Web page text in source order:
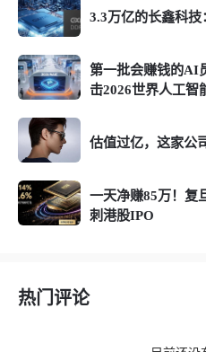
3.3万亿的长鑫科
第一批会赚钱的AI
击2026世界人工智
估值过亿，这家公
一天净赚85万！复
刺港股IPO
热门评论